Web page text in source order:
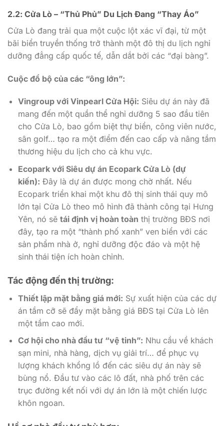
2.2: Cửa Lò – “Thủ Phủ” Du Lịch Đang “Thay Áo”
Cửa Lò đang trải qua một cuộc lột xác vĩ đại, từ một
bãi biển truyền thống trở thành một đô thị du lịch nghỉ
dưỡng đẳng cấp quốc tế, dẫn dắt bởi các “đại bàng”.
Cuộc đổ bộ của các “ông lớn”:
Vingroup với Vinpearl Cửa Hội: Siêu dự án này đã
mang đến một quần thể nghỉ dưỡng 5 sao đầu tiên
cho Cửa Lò, bao gồm biệt thự biển, công viên nước,
sân golf… tạo ra một điểm đến cao cấp và nâng tầm
thương hiệu du lịch cho cả khu vực.
Ecopark với Siêu dự án Ecopark Cửa Lò (dự
kiến): Đây là dự án được mong chờ nhất. Nếu
Ecopark triển khai một khu đô thị sinh thái quy mô
lớn tại Cửa Lò theo mô hình đã thành công tại Hưng
Yên, nó sẽ tái định vị hoàn toàn thị trường BĐS nơi
đây, tạo ra một “thành phố xanh” ven biển với các
sản phẩm nhà ở, nghỉ dưỡng độc đáo và một hệ
sinh thái tiện ích hoàn chỉnh.
Tác động đến thị trường:
Thiết lập mặt bằng giá mới: Sự xuất hiện của các dự
án tầm cỡ sẽ đẩy mặt bằng giá BĐS tại Cửa Lò lên
một tầm cao mới.
Cơ hội cho nhà đầu tư “vệ tinh”: Nhu cầu về khách
sạn mini, nhà hàng, dịch vụ giải trí… để phục vụ
lượng khách khổng lồ đến các siêu dự án này sẽ
bùng nổ. Đầu tư vào các lô đất, nhà phố trên các
trục đường kết nối với dự án lớn là một chiến lược
khôn ngoan.